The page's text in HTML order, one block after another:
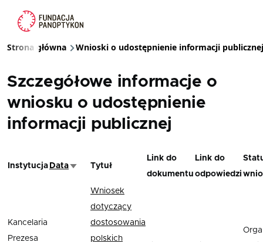
Ścieżka nawigacyjna
Strona główna Wnioski o udostępnienie informacji publicznej
Szczegółowe informacje o
wniosku o udostępnienie
informacji publicznej
Instytucja DataSortuj rosnąco
Tytuł
Link do
dokumentu
Link do
odpowiedzi
Kancelaria
Prezesa
Wniosek
dotyczący
dostosowania
polskich